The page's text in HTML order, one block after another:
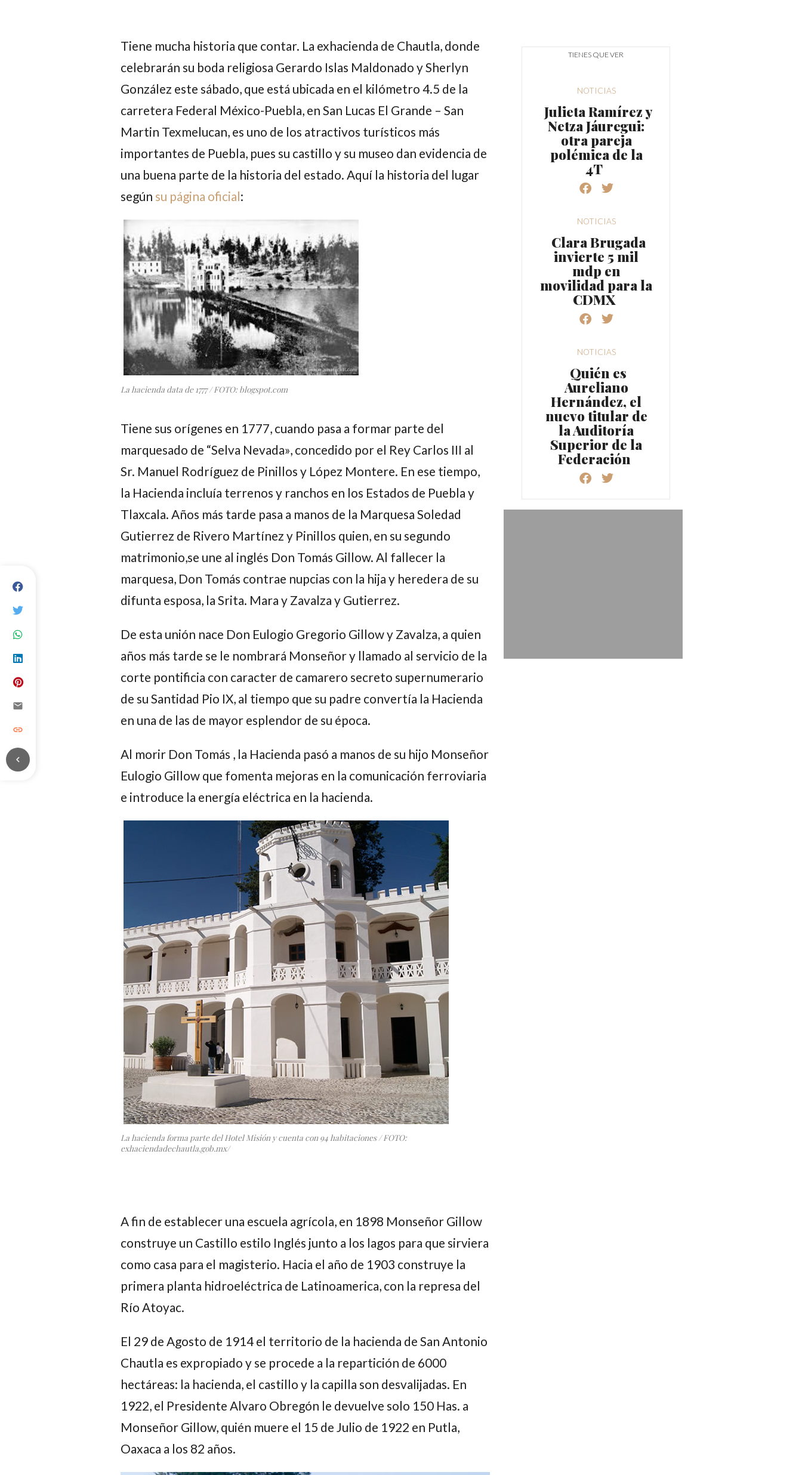
email
link
chevron_left
Tiene mucha historia que contar. La exhacienda de Chautla, donde
celebrarán su boda religiosa Gerardo Islas Maldonado ySherlyn
González este sábado,que está ubicada en el kilómetro 4.5 de la
carretera Federal México-Puebla, en San Lucas El Grande – San
Martin Texmelucan, es uno de los atractivos turísticos más
importantes de Puebla, pues su castillo y su museo dan evidencia de
una buena parte de la historia del estado. Aquí la historia del lugar
según su página oficial:
La hacienda data de 1777 / FOTO: blogspot.com
Tiene sus orígenes en 1777, cuando pasa a formar parte del
marquesado de “Selva Nevada», concedido por el Rey Carlos III al
Sr. Manuel Rodríguez de Pinillos y López Montere. En ese tiempo,
la Hacienda incluía terrenos y ranchos en los Estados de Puebla y
Tlaxcala. Años más tarde pasa a manos de la Marquesa Soledad
Gutierrez de Rivero Martínez y Pinillos quien, en su segundo
matrimonio,se une al inglés Don Tomás Gillow. Al fallecer la
marquesa, Don Tomás contrae nupcias con la hija y heredera de su
difunta esposa, la Srita. Mara y Zavalza y Gutierrez.
De esta unión nace Don Eulogio Gregorio Gillow y Zavalza, a quien
años más tarde se le nombrará Monseñor y llamado al servicio de la
corte pontificia con caracter de camarero secreto supernumerario
de su Santidad Pio IX, al tiempo que su padre convertía la Hacienda
en una de las de mayor esplendor de su época.
Al morir Don Tomás , la Hacienda pasó a manos de su hijo Monseñor
Eulogio Gillow que fomenta mejoras en la comunicación ferroviaria
e introduce la energía eléctrica en la hacienda.
La hacienda forma parte del Hotel Misión y cuenta con 94 habitaciones / FOTO:
exhaciendadechautla.gob.mx/
A fin de establecer una escuela agrícola, en 1898 Monseñor Gillow
construye un Castillo estilo Inglés junto a los lagos para que sirviera
como casa para el magisterio. Hacia el año de 1903 construye la
primera planta hidroeléctrica de Latinoamerica, con la represa del
Río Atoyac.
El 29 de Agosto de 1914 el territorio de la hacienda de San Antonio
Chautla es expropiado y se procede a la repartición de 6000
hectáreas: la hacienda, el castillo y la capilla son desvalijadas. En
1922, el Presidente Alvaro Obregón le devuelve solo 150 Has. a
Monseñor Gillow, quién muere el 15 de Julio de 1922 en Putla,
Oaxaca a los 82 años.
TIENES QUE VER
NOTICIAS
Julieta Ramírez y
Netza Jáuregui:
otra pareja
polémica de la
4T
NOTICIAS
Clara Brugada
invierte 5 mil
mdp en
movilidad para la
CDMX
NOTICIAS
Quién es
Aureliano
Hernández, el
nuevo titular de
la Auditoría
Superior de la
Federación